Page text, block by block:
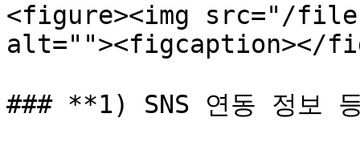
<figure><img src="/files/
alt=""><figcaption></
### **1) SNS 연동 정보